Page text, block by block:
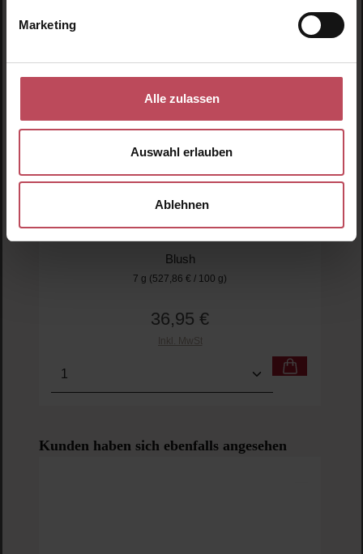
Marketing
Alle zulassen
Auswahl erlauben
Ablehnen
NUDESTIX
NUDIES Blush Stick – Picante
Blush
7 g (527,86 € / 100 g)
Regulärer Preis:
36,95 €
Inkl. MwSt
Produkt Anzahl: Gib den gewünschten Wert
Produktgalerie überspringen
Kunden haben sich ebenfalls angesehen